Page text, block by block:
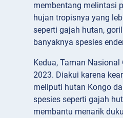
membentang melintasi
hujan tropisnya yang
seperti gajah hutan,
banyaknya spesies
Kedua, Taman
2023. Diakui karena
meliputi hutan Kongo
spesies seperti gajah
membantu menarik